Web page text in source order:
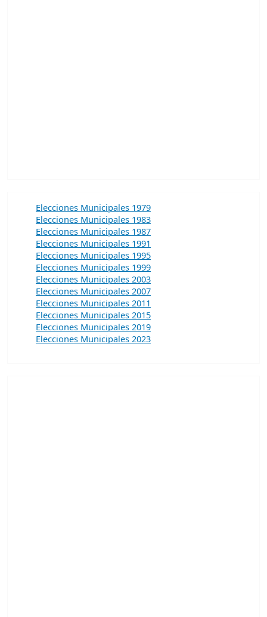
Elecciones Municipales 1979
Elecciones Municipales 1983
Elecciones Municipales 1987
Elecciones Municipales 1991
Elecciones Municipales 1995
Elecciones Municipales 1999
Elecciones Municipales 2003
Elecciones Municipales 2007
Elecciones Municipales 2011
Elecciones Municipales 2015
Elecciones Municipales 2019
Elecciones Municipales 2023